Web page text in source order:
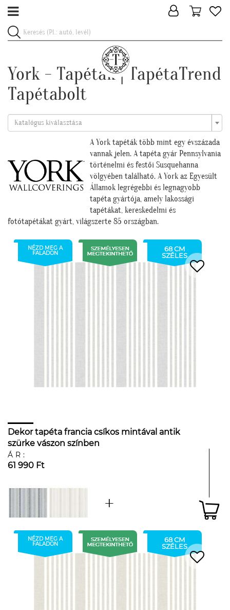
York - Tapéták | TapétaTrend
Tapétabolt
Katalógus kiválasztása
A York tapéták több mint egy évszázada
vannak jelen. A tapéta gyár Pennsylvania
történelmi és festői Susquehanna
völgyében található. A York az Egyesült
Államok legrégebbi és legnagyobb
tapéta gyártója, amely lakossági
tapétákat, kereskedelmi és
fotótapétákat gyárt, világszerte 85 országban.
NÉZD MEG A
FALADON
68 CM
SZÉLES
Dekor tapéta francia csíkos mintával antik
szürke vászon színben
ÁR:
61 990 Ft
NÉZD MEG A
FALADON
68 CM
SZÉLES